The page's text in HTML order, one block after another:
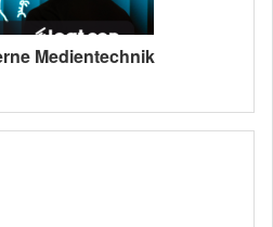
Medientechnik